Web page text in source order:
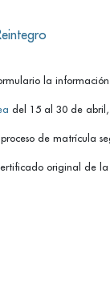
la
del 15 al 30 de
de matrícula
original de